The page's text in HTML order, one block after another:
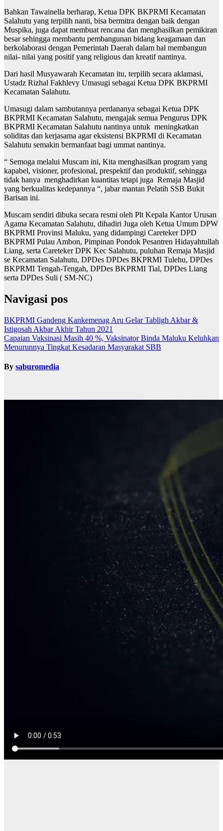
Bahkan Tawainella berharap, Ketua DPK BKPRMI Kecamatan
Salahutu yang terpilih nanti, bisa bermitra dengan baik dengan
Muspika, juga dapat membuat rencana dan menghasilkan pemikiran
besar sehingga membantu pembangunan bidang keagamaan dan
berkolaborasi dengan Pemerintah Daerah dalam hal membangun
nilai- nilai yang positif yang religious dan kreatif nantinya.
Dari hasil Musyawarah Kecamatan itu, terpilih secara aklamasi,
Ustadz Rizhal Fakhlevy Umasugi sebagai Ketua DPK BKPRMI
Kecamatan Salahutu.
Umasugi dalam sambutannya perdananya sebagai Ketua DPK
BKPRMI Kecamatan Salahutu, mengajak semua Pengurus DPK
BKPRMI Kecamatan Salahutu nantinya untuk meningkatkan
soliditas dan kerjasama agar eksistensi BKPRMI di Kecamatan
Salahutu semakin bermanfaat bagi ummat nantinya.
“ Semoga melalui Muscam ini, Kita menghasilkan program yang
kapabel, visioner, profesional, prespektif dan produktif, sehingga
tidak hanya menghadirkan kuantitas tetapi juga Remaja Masjid
yang berkualitas kedepannya “, jabar mantan Pelatih SSB Bukit
Barisan ini.
Muscam sendiri dibuka secara resmi oleh Plt Kepala Kantor Urusan
Agama Kecamatan Salahutu, dihadiri Juga oleh Ketua Umum DPW
BKPRMI Provinsi Maluku, yang didampingi Careteker DPD
BKPRMI Pulau Ambon, Pimpinan Pondok Pesantren Hidayahtullah
Liang, serta Careteker DPK Kec Salahutu, puluhan Remaja Masjid
se Kecamatan Salahutu, DPDes DPDes BKPRMI Tulehu, DPDes
BKPRMI Tengah-Tengah, DPDes BKPRMI Tial, DPDes Liang
serta DPDes Suli ( SM-NC)
Navigasi pos
BKPRMI Gandeng Kankemenag Aru Gelar Tabligh Akbar &
Istigosah Akbar Akhir Tahun 2021
Capaian Vaksinasi Masih 40 %, Vaksinator Binda Maluku Keluhkan
Menurunnya Tingkat Kesadaran Masyarakat SBB
By saburomedia